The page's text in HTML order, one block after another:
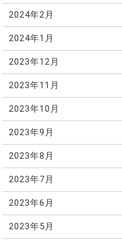
2024年2月
2024年1月
2023年12月
2023年11月
2023年10月
2023年9月
2023年8月
2023年7月
2023年6月
2023年5月